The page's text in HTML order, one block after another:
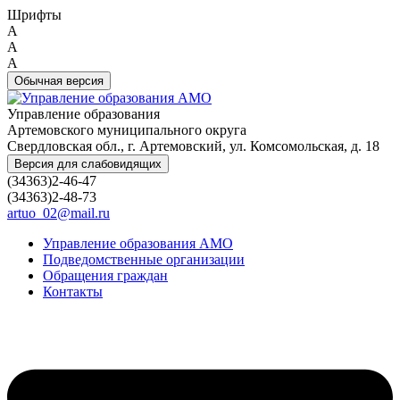
Шрифты
A
A
A
Обычная версия
Управление образования
Артемовского муниципального округа
Свердловская обл., г. Артемовский, ул. Комсомольская, д. 18
Версия для слабовидящих
(34363)2-46-47
(34363)2-48-73
artuo_02@mail.ru
Управление образования АМО
Подведомственные организации
Обращения граждан
Контакты